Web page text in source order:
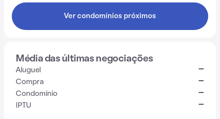
Ver condomínios próximos
Média das últimas negociações
Aluguel -
Compra -
Condomínio -
IPTU -